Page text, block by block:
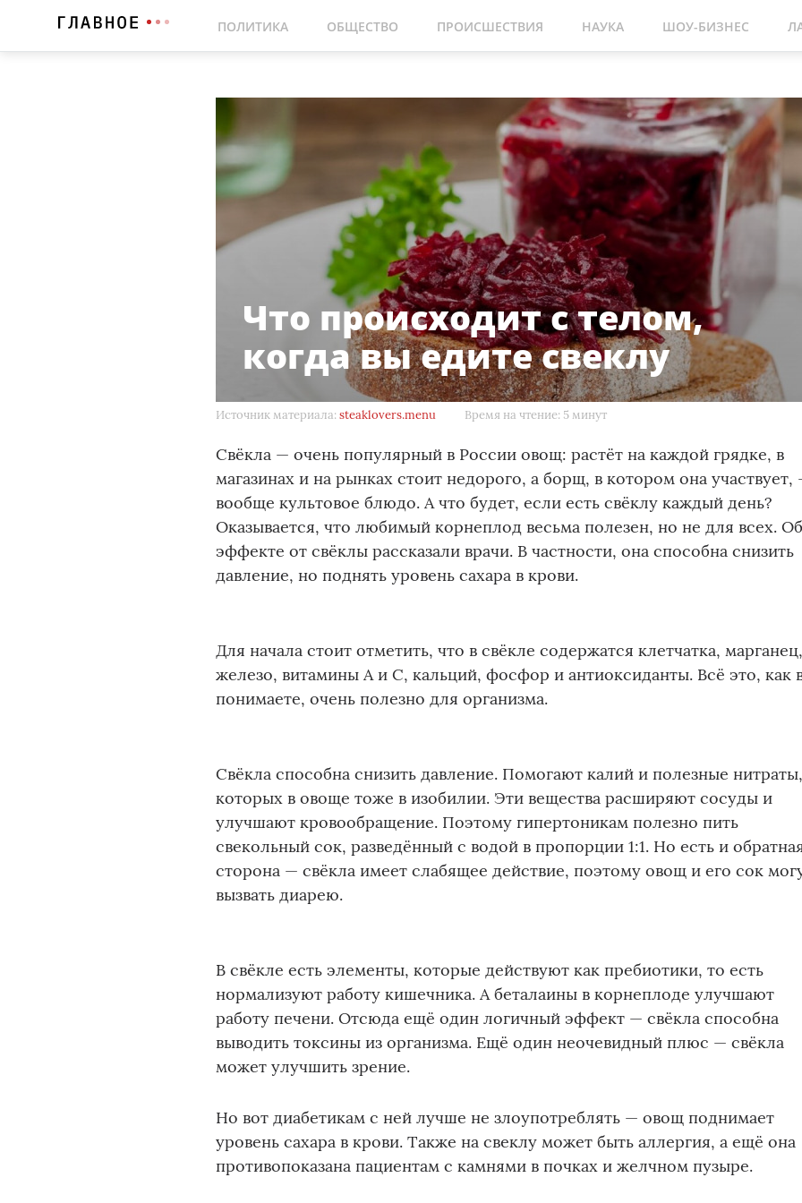
ПОЛИТИКА ОБЩЕСТВО ПРОИСШЕСТВИЯ НАУКА ШОУ-БИЗНЕС
Что происходит с телом,
когда вы едите свеклу
Источник материала:steaklovers.menu Время на чтение: 5 минут
Свёкла — очень популярный в России овощ: растёт на каждой грядке, в
магазинах и на рынках стоит недорого, а борщ, в котором она участвует,
вообще культовое блюдо. А что будет, если есть свёклу каждый день?
Оказывается, что любимый корнеплод весьма полезен, но не для всех.
эффекте от свёклы рассказали врачи. В частности, она способна снизить
давление, но поднять уровень сахара в крови.
Для начала стоит отметить, что в свёкле содержатся клетчатка,
железо, витамины A и C, кальций, фосфор и антиоксиданты. Всё это, как
понимаете, очень полезно для организма.
Свёкла способна снизить давление. Помогают калий и полезные
которых в овоще тоже в изобилии. Эти вещества расширяют сосуды и
улучшают кровообращение. Поэтому гипертоникам полезно пить
свекольный сок, разведённый с водой в пропорции 1:1. Но есть и
сторона — свёкла имеет слабящее действие, поэтому овощ и его сок
вызвать диарею.
В свёкле есть элементы, которые действуют как пребиотики, то есть
нормализуют работу кишечника. А беталаины в корнеплоде улучшают
работу печени. Отсюда ещё один логичный эффект — свёкла способна
выводить токсины из организма. Ещё один неочевидный плюс — свёкла
может улучшить зрение.
Но вот диабетикам с ней лучше не злоупотреблять — овощ поднимает
уровень сахара в крови. Также на свеклу может быть аллергия, а ещё она
противопоказана пациентам с камнями в почках и желчном пузыре.